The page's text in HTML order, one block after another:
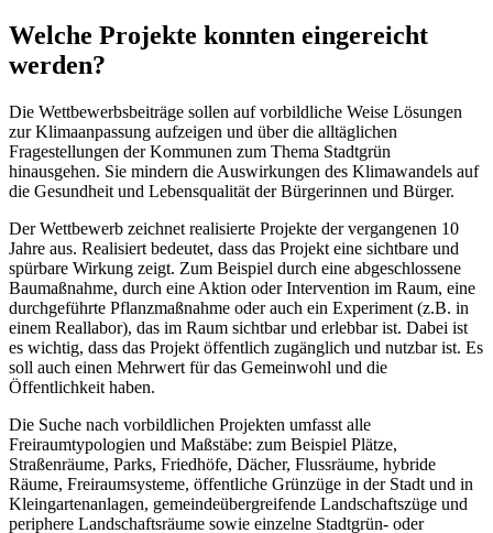
Welche Projekte konnten eingereicht
werden?
Die Wettbewerbsbeiträge sollen auf vorbildliche Weise Lösungen
zur Klimaanpassung aufzeigen und über die alltäglichen
Fragestellungen der Kommunen zum Thema Stadtgrün
hinausgehen. Sie mindern die Auswirkungen des Klimawandels auf
die Gesundheit und Lebensqualität der Bürgerinnen und Bürger.
Der Wettbewerb zeichnet realisierte Projekte der vergangenen 10
Jahre aus. Realisiert bedeutet, dass das Projekt eine sichtbare und
spürbare Wirkung zeigt. Zum Beispiel durch eine abgeschlossene
Baumaßnahme, durch eine Aktion oder Intervention im Raum, eine
durchgeführte Pflanzmaßnahme oder auch ein Experiment (z.B. in
einem Reallabor), das im Raum sichtbar und erlebbar ist. Dabei ist
es wichtig, dass das Projekt öffentlich zugänglich und nutzbar ist. Es
soll auch einen Mehrwert für das Gemeinwohl und die
Öffentlichkeit haben.
Die Suche nach vorbildlichen Projekten umfasst alle
Freiraumtypologien und Maßstäbe: zum Beispiel Plätze,
Straßenräume, Parks, Friedhöfe, Dächer, Flussräume, hybride
Räume, Freiraumsysteme, öffentliche Grünzüge in der Stadt und in
Kleingartenanlagen, gemeindeübergreifende Landschaftszüge und
periphere Landschaftsräume sowie einzelne Stadtgrün- oder